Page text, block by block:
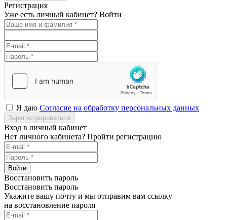
Регистрация
Уже есть личный кабинет? Войти
Я даю Согласие на обработку персональных данных
Зарегистрироваться
Вход в личный кабинет
Нет личного кабинета? Пройти регистрацию
Войти
Восстановить пароль
Восстановить пароль
Укажите вашу почту и мы отправим вам ссылку
на восстановление пароля